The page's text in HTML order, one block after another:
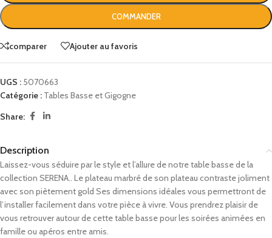
COMMANDER
comparer Ajouter au favoris
UGS : 5070663
Catégorie : Tables Basse et Gigogne
Share:
Description
Laissez-vous séduire par le style et l’allure de notre table basse de la
collection SERENA.. Le plateau marbré de son plateau contraste joliment
avec son piètement gold Ses dimensions idéales vous permettront de
l’installer facilement dans votre pièce à vivre. Vous prendrez plaisir de
vous retrouver autour de cette table basse pour les soirées animées en
famille ou apéros entre amis.